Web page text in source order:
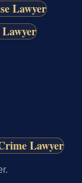
Lawyer
Lawyer